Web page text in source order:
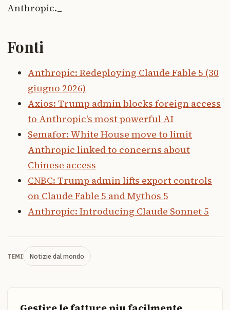
Anthropic._
Fonti
Anthropic: Redeploying Claude Fable 5 (30
giugno 2026)
Axios: Trump admin blocks foreign access
to Anthropic's most powerful AI
Semafor: White House move to limit
Anthropic linked to concerns about
Chinese access
CNBC: Trump admin lifts export controls
on Claude Fable 5 and Mythos 5
Anthropic: Introducing Claude Sonnet 5
TEMI Notizie dal mondo